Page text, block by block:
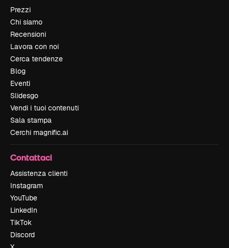
Prezzi
Chi siamo
Recensioni
Lavora con noi
Cerca tendenze
Blog
Eventi
Slidesgo
Vendi i tuoi contenuti
Sala stampa
Cerchi magnific.ai
Contattaci
Assistenza clienti
Instagram
YouTube
LinkedIn
TikTok
Discord